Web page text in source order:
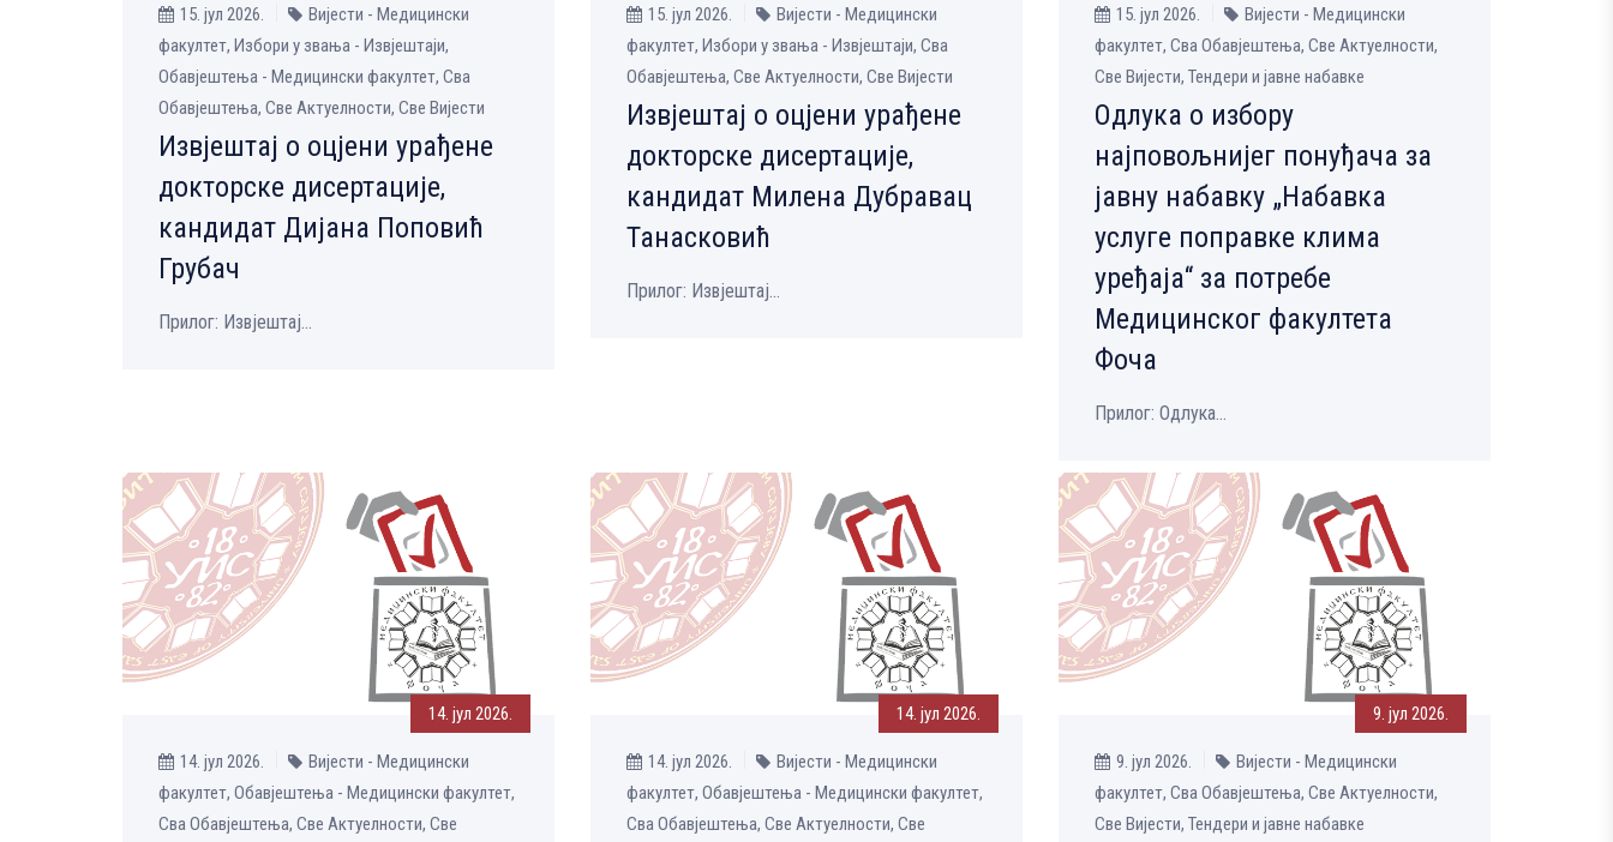
15. јул 2026.
Вијести - Медицински
факултет, Избори у звања - Извјештаји,
Обавјештења - Медицински факултет, Сва
Обавјештења, Све Aктуелности, Све Вијести
Извјештај о оцјени урађене
докторске дисертације,
кандидат Дијана Поповић
Грубач
Прилог: Извјештај...
15. јул 2026.
Вијести - Медицински
факултет, Избори у звања - Извјештаји, Сва
Обавјештења, Све Aктуелности, Све Вијести
Извјештај о оцјени урађене
докторске дисертације,
кандидат Милена Дубравац
Танасковић
Прилог: Извјештај...
15. јул 2026.
Вијести - Медицински
факултет, Сва Обавјештења, Све Aктуелности,
Све Вијести, Тендери и јавне набавке
Одлука о избору
најповољнијег понуђача за
јавну набавку „Набавка
услуге поправке клима
уређаја“ за потребе
Медицинског факултета
Фоча
Прилог: Одлука...
14. јул 2026.
14. јул 2026.
Вијести - Медицински
факултет, Обавјештења - Медицински факултет,
Сва Обавјештења, Све Aктуелности, Све
14. јул 2026.
14. јул 2026.
Вијести - Медицински
факултет, Обавјештења - Медицински факултет,
Сва Обавјештења, Све Aктуелности, Све
9. јул 2026.
9. јул 2026.
Вијести - Медицински
факултет, Сва Обавјештења, Све Aктуелности,
Све Вијести, Тендери и јавне набавке